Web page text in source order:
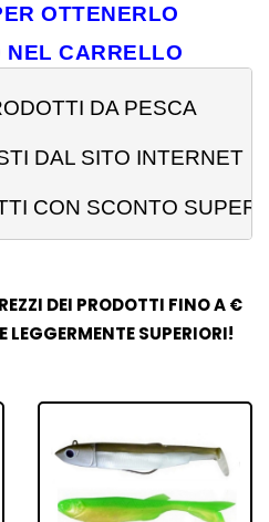
OTTENERLO
NEL CARRELLO
DA PESCA
DAL SITO INTERNET
CON SCONTO
DEI PRODOTTI FINO A €
LEGGERMENTE SUPERIORI!